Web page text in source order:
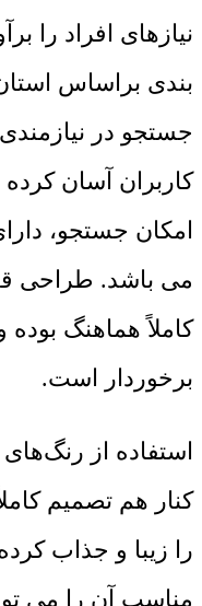
نیازهای افراد را
بندی براساس
جستجو در
کاربران آسان
امکان جستجو،
می باشد. طراحی
کاملاً هماهنگ
برخوردار است.
استفاده از
کنار هم تصمیم
را زیبا و جذاب
مناسب آن را می